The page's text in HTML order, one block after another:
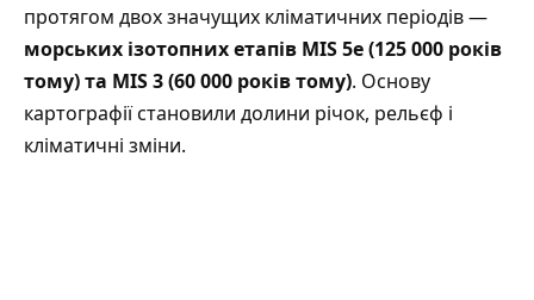
протягом двох значущих кліматичних періодів —
морських ізотопних етапів MIS 5e (125 000 років
тому) та MIS 3 (60 000 років тому). Основу
картографії становили долини річок, рельєф і
кліматичні зміни.